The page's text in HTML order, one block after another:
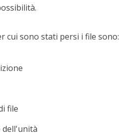
cui sono stati persi i file sono:
file
dell'unità